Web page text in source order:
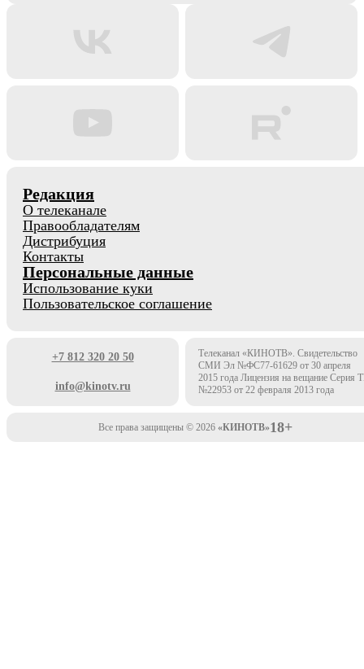
Редакция
О телеканале
Правообладателям
Дистрибуция
Контакты
Персональные данные
Использование куки
Пользовательское соглашение
+7 812 320 20 50
info@kinotv.ru
Телеканал «КИНОТВ». Свидетельство
СМИ Эл №ФС77-61629 от 30 апреля
2015 года Лицензия на вещание Серия
№22953 от 22 февраля 2013 года
Все права защищены © 2026 «КИНОТВ»18+